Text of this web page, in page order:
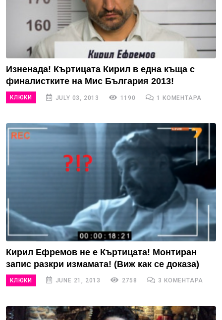
Изненада! Къртицата Кирил в една къща с
финалистките на Мис България 2013!
КЛЮКИ JULY 03, 2013 1190 1 КОМЕНТАРА
Кирил Ефремов не е Къртицата! Монтиран
запис разкри измамата! (Виж как се доказа)
КЛЮКИ JUNE 21, 2013 2758 3 КОМЕНТАРА